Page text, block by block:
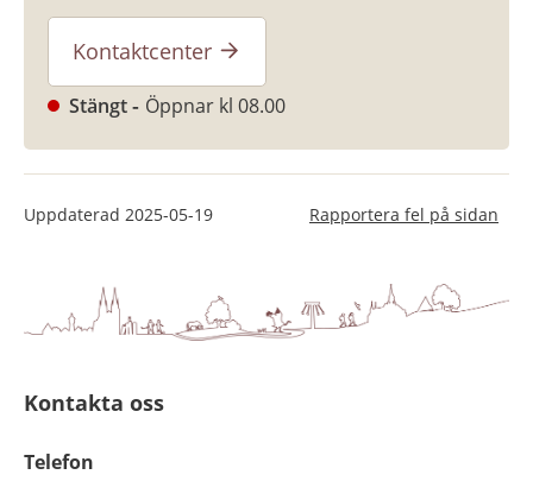
Kontaktcenter
Stängt Öppnar kl 08.00
Uppdaterad 2025-05-19 Rapportera fel på sidan
Kontakta oss
Telefon